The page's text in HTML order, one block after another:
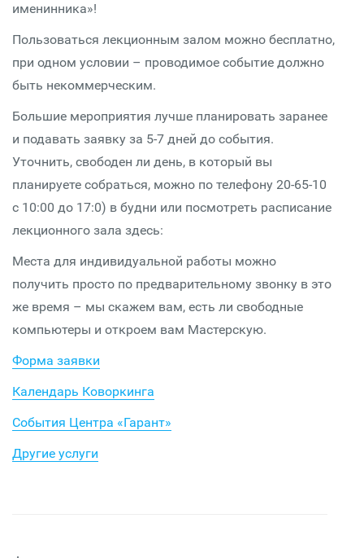
именинника»!
Пользоваться лекционным залом можно бесплатно,
при одном условии – проводимое событие должно
быть некоммерческим.
Большие мероприятия лучше планировать заранее
и подавать заявку за 5-7 дней до события.
Уточнить, свободен ли день, в который вы
планируете собраться, можно по телефону 20-65-10
с 10:00 до 17:0) в будни или посмотреть расписание
лекционного зала здесь:
Места для индивидуальной работы можно
получить просто по предварительному звонку в это
же время – мы скажем вам, есть ли свободные
компьютеры и откроем вам Мастерскую.
Форма заявки
Календарь Коворкинга
События Центра «Гарант»
Другие услуги